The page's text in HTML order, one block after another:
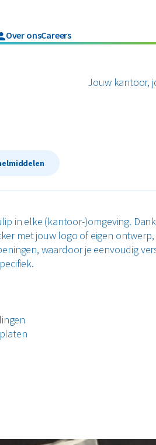
Onze diensten
Over onsCareers
Jouw kantoor,
in elke (kantoor-)omgeving.
met jouw logo of eigen
waardoor je eenvoudig